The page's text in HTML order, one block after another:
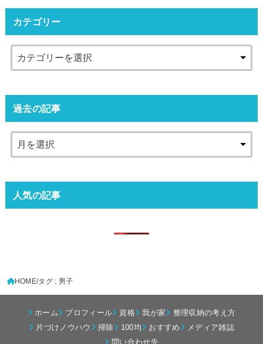
カテゴリー
過去の記事
人気の記事
HOME タグ : 男子
ホーム プロフィール 資格 我が家
整理収納の考え方
片づけノウハウ
掃除 100均 おすすめ
メディア雑誌
問い合わせ先